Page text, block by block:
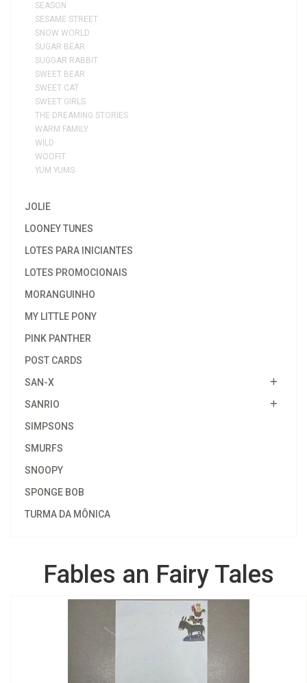
SEASON
SESAME STREET
SNOW WORLD
SUGAR BEAR
SUGGAR RABBIT
SWEET BEAR
SWEET CAT
SWEET GIRLS
THE DREAMING STORIES
WARM FAMILY
WILD
WOOFIT
YUM YUMS
JOLIE
LOONEY TUNES
LOTES PARA INICIANTES
LOTES PROMOCIONAIS
MORANGUINHO
MY LITTLE PONY
PINK PANTHER
POST CARDS
SAN-X
SANRIO
SIMPSONS
SMURFS
SNOOPY
SPONGE BOB
TURMA DA MÔNICA
Fables an Fairy Tales